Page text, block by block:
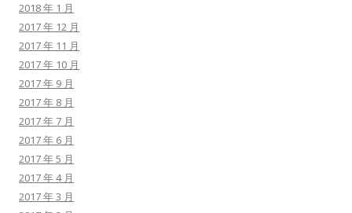
2018 年 1 月
2017 年 12 月
2017 年 11 月
2017 年 10 月
2017 年 9 月
2017 年 8 月
2017 年 7 月
2017 年 6 月
2017 年 5 月
2017 年 4 月
2017 年 3 月